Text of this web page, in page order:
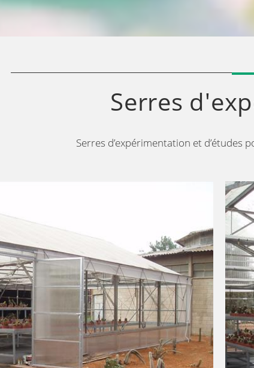
Serres
Serres d’expérimentation et d’études